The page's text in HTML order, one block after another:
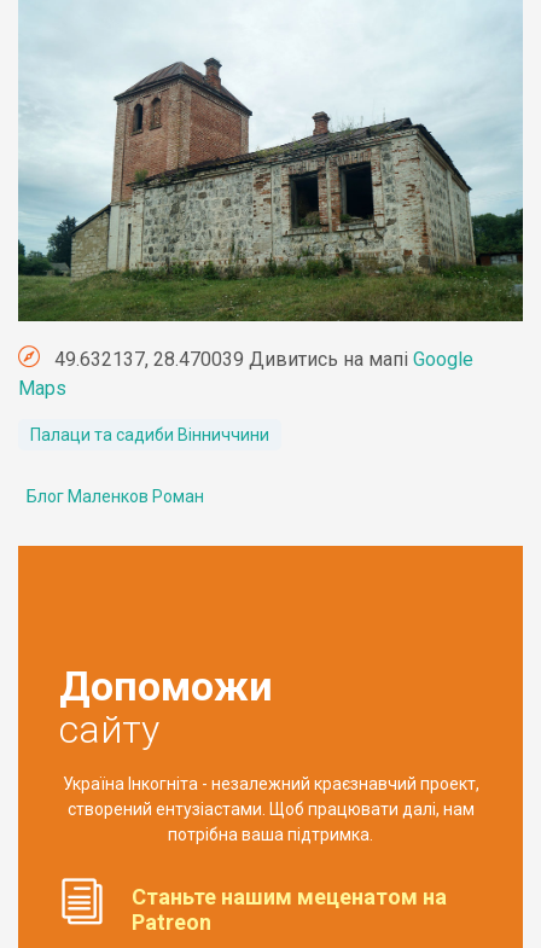
49.632137, 28.470039 Дивитись на мапі Google
Maps
Палаци та садиби Вінниччини
Блог Маленков Роман
Допоможи
сайту
Україна Інкогніта - незалежний краєзнавчий проект,
створений ентузіастами. Щоб працювати далі, нам
потрібна ваша підтримка.
Станьте нашим меценатом на
Patreon